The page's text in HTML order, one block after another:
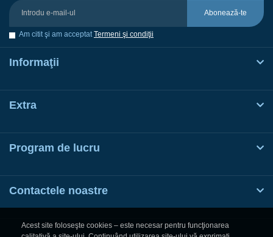
Abonează-te
Am citit şi am acceptat Termeni şi condiţii
Informaţii
Extra
Program de lucru
Contactele noastre
Acest site foloseşte cookies – este necesar pentru funcţionarea